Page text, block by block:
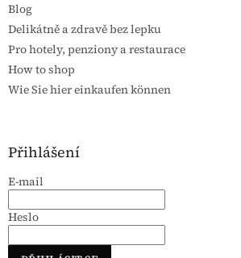
Blog
Delikátně a zdravě bez lepku
Pro hotely, penziony a restaurace
How to shop
Wie Sie hier einkaufen können
Přihlášení
E-mail
Heslo